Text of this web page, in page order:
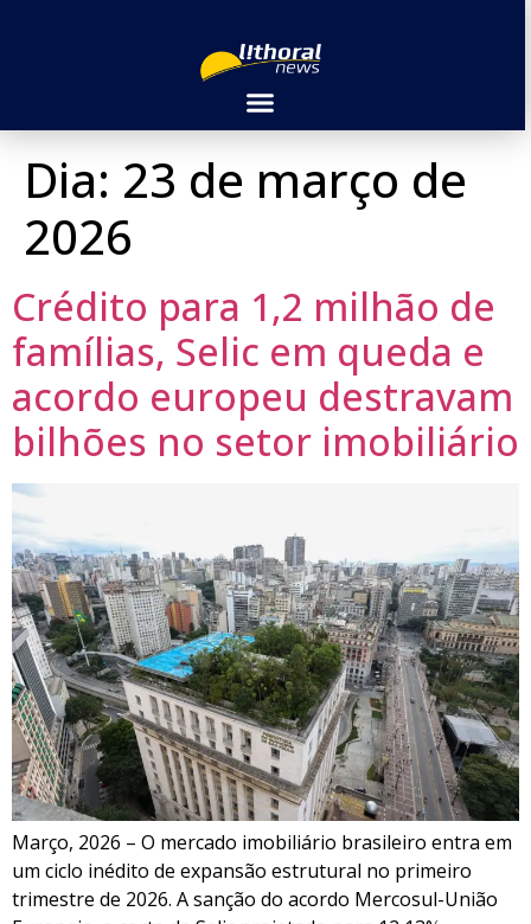
Dia: 23 de março de
2026
Crédito para 1,2 milhão de
famílias, Selic em queda e
acordo europeu destravam
bilhões no setor imobiliário
Março, 2026 – O mercado imobiliário brasileiro entra em
um ciclo inédito de expansão estrutural no primeiro
trimestre de 2026. A sanção do acordo Mercosul-União